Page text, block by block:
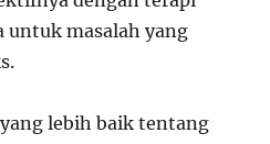
untuk masalah yang
lebih baik tentang